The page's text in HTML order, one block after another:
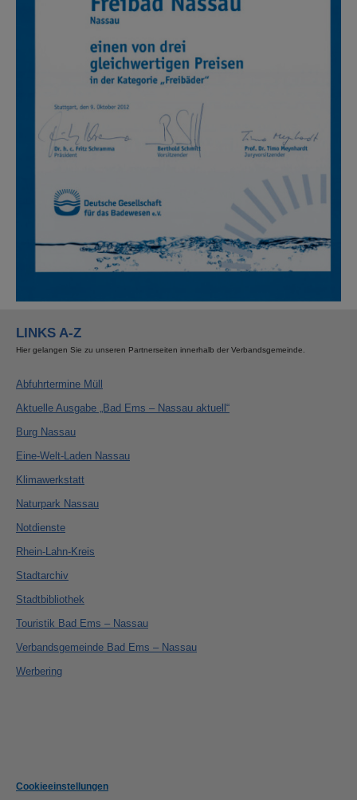
LINKS A-Z
Hier gelangen Sie zu unseren Partnerseiten innerhalb der Verbandsgemeinde.
Abfuhrtermine Müll
Aktuelle Ausgabe „Bad Ems – Nassau aktuell“
Burg Nassau
Eine-Welt-Laden Nassau
Klimawerkstatt
Naturpark Nassau
Notdienste
Rhein-Lahn-Kreis
Stadtarchiv
Stadtbibliothek
Touristik Bad Ems – Nassau
Verbandsgemeinde Bad Ems – Nassau
Werbering
Cookieeinstellungen